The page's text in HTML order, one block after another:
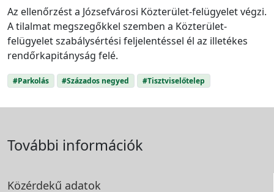
Az ellenőrzést a Józsefvárosi Közterület-felügyelet végzi.
A tilalmat megszegőkkel szemben a Közterület-
felügyelet szabálysértési feljelentéssel él az illetékes
rendőrkapitányság felé.
#Parkolás #Százados negyed #Tisztviselőtelep
További információk
Közérdekű adatok